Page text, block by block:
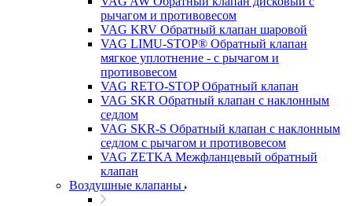
рычагом и противовесом
VAG KRV Обратный клапан шаровой
VAG LIMU-STOP® Обратный клапан
мягкое уплотнение - с рычагом и
противовесом
VAG RETO-STOP Обратный клапан
VAG SKR Обратный клапан с наклонным
седлом
VAG SKR-S Обратный клапан с наклонным
седлом с рычагом и противовесом
VAG ZETKA Межфланцевый обратный
клапан
Воздушные клапаны